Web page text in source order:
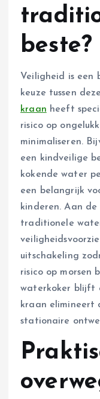
beste?
Veiligheid is een
keuze tussen
kraan heeft
risico op
minimaliseren.
een kindveilige
kokende water
een belangrijk
kinderen. Aan
traditionele
uitschakeling
risico op morsen
waterkoker blijft
kraan elimineert
stationaire